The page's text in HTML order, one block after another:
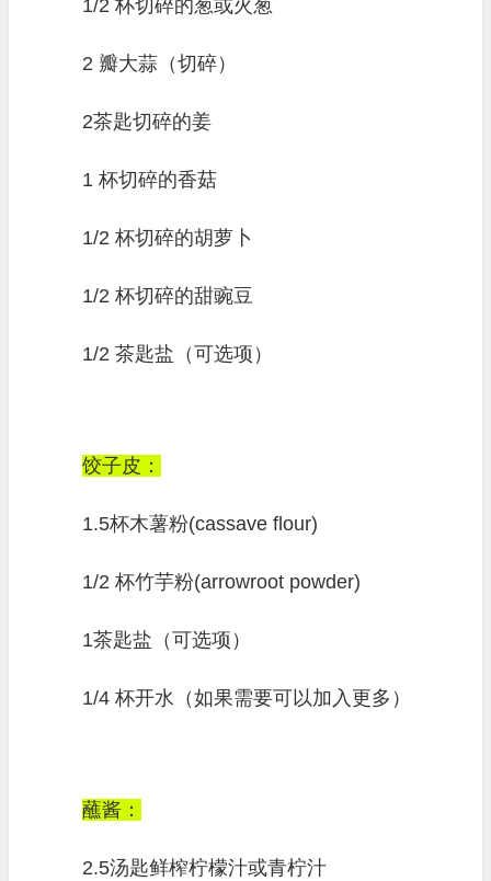
1/2 杯切碎的葱或火葱
2 瓣大蒜（切碎）
2茶匙切碎的姜
1 杯切碎的香菇
1/2 杯切碎的胡萝卜
1/2 杯切碎的甜豌豆
1/2 茶匙盐（可选项）
饺子皮：
1.5杯木薯粉(cassave flour)
1/2 杯竹芋粉(arrowroot powder)
1茶匙盐（可选项）
1/4 杯开水（如果需要可以加入更多）
蘸酱：
2.5汤匙鲜榨柠檬汁或青柠汁